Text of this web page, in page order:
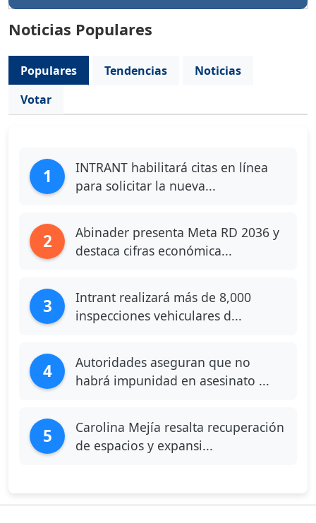
Noticias Populares
Populares Tendencias
Noticias
Votar
1
INTRANT habilitará citas en línea
para solicitar la nueva...
2
Abinader presenta Meta RD 2036 y
destaca cifras económica...
3
Intrant realizará más de 8,000
inspecciones vehiculares d...
4
Autoridades aseguran que no
habrá impunidad en asesinato ...
5
Carolina Mejía resalta recuperación
de espacios y expansi...